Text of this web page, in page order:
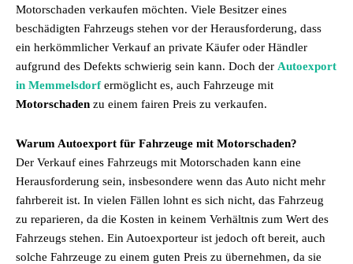
Motorschaden verkaufen möchten. Viele Besitzer eines
beschädigten Fahrzeugs stehen vor der Herausforderung, dass
ein herkömmlicher Verkauf an private Käufer oder Händler
aufgrund des Defekts schwierig sein kann. Doch der Autoexport
in Memmelsdorfermöglicht es, auch Fahrzeuge mit
Motorschaden zu einem fairen Preis zu verkaufen.
Warum Autoexport für Fahrzeuge mit Motorschaden?
Der Verkauf eines Fahrzeugs mit Motorschaden kann eine
Herausforderung sein, insbesondere wenn das Auto nicht mehr
fahrbereit ist. In vielen Fällen lohnt es sich nicht, das Fahrzeug
zu reparieren, da die Kosten in keinem Verhältnis zum Wert des
Fahrzeugs stehen. Ein Autoexporteur ist jedoch oft bereit, auch
solche Fahrzeuge zu einem guten Preis zu übernehmen, da sie